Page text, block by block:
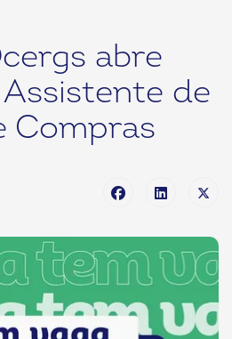
abre
de
Compras